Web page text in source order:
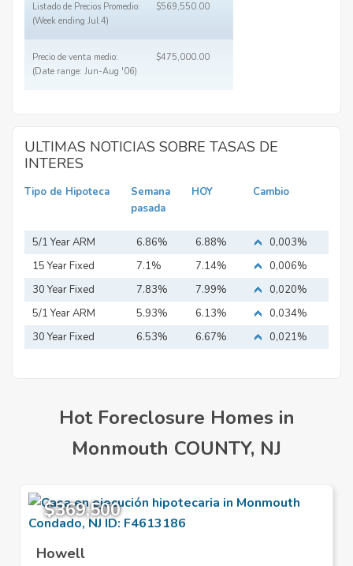
Listado de Precios Promedio:
(Week ending Jul 4)
$569,550.00
Precio de venta medio:
(Date range: Jun-Aug '06)
$475,000.00
ULTIMAS NOTICIAS SOBRE TASAS DE
INTERES
Tipo de Hipoteca
Semana
pasada
HOY Cambio
5/1 Year ARM 6.86% 6.88%
0,003%
15 Year Fixed
Mortgage
7.1% 7.14%
0,006%
30 Year Fixed
Mortgage
7.83% 7.99%
0,020%
5/1 Year ARM
5.93% 6.13%
0,034%
30 Year Fixed
6.53% 6.67% 0,021%
Hot Foreclosure Homes in
Monmouth COUNTY, NJ
$369,500
Howell